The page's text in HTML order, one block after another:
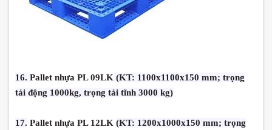
16. Pallet nhựa PL 09LK (KT: 1100x1100x150 mm; trọng
tải động 1000kg, trọng tải tĩnh 3000 kg)
17. Pallet nhựa PL 12LK (KT: 1200x1000x150 mm; trọng